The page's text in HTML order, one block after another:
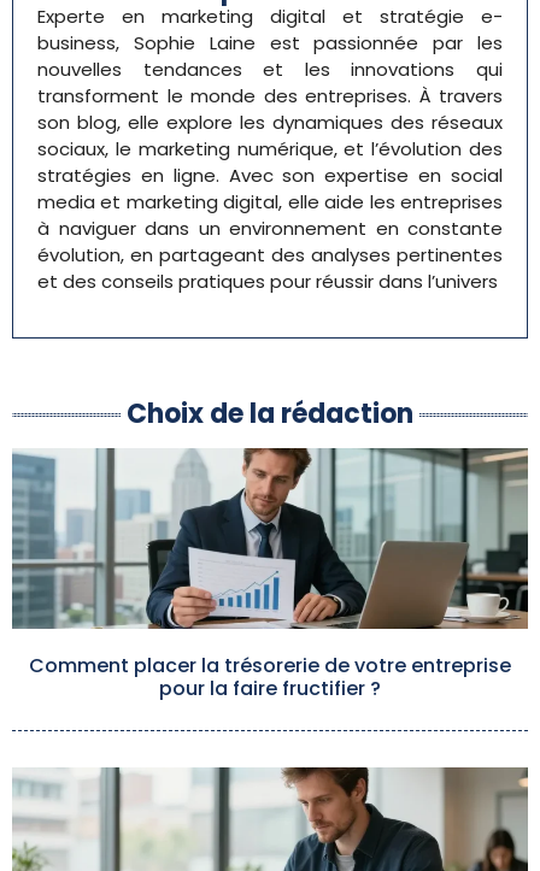
Experte en marketing digital et stratégie e-
business, Sophie Laine est passionnée par les
nouvelles tendances et les innovations qui
transforment le monde des entreprises. À travers
son blog, elle explore les dynamiques des réseaux
sociaux, le marketing numérique, et l’évolution des
stratégies en ligne. Avec son expertise en social
media et marketing digital, elle aide les entreprises
à naviguer dans un environnement en constante
évolution, en partageant des analyses pertinentes
et des conseils pratiques pour réussir dans l’univers
Choix de la rédaction
Comment placer la trésorerie de votre entreprise
pour la faire fructifier ?